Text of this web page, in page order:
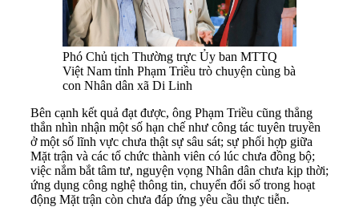
Phó Chủ tịch Thường trực Ủy ban MTTQ
Việt Nam tỉnh Phạm Triều trò chuyện cùng bà
con Nhân dân xã Di Linh
Bên cạnh kết quả đạt được, ông Phạm Triều cũng thẳng
thắn nhìn nhận một số hạn chế như công tác tuyên truyền
ở một số lĩnh vực chưa thật sự sâu sát; sự phối hợp giữa
Mặt trận và các tổ chức thành viên có lúc chưa đồng bộ;
việc nắm bắt tâm tư, nguyện vọng Nhân dân chưa kịp thời;
ứng dụng công nghệ thông tin, chuyển đổi số trong hoạt
động Mặt trận còn chưa đáp ứng yêu cầu thực tiễn.